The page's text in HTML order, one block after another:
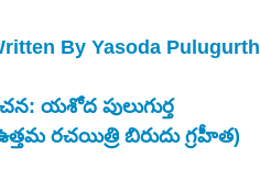
By Yasoda
యశోద పులుగుర్త
రచయిత్రి బిరుదు గ్రహీత)